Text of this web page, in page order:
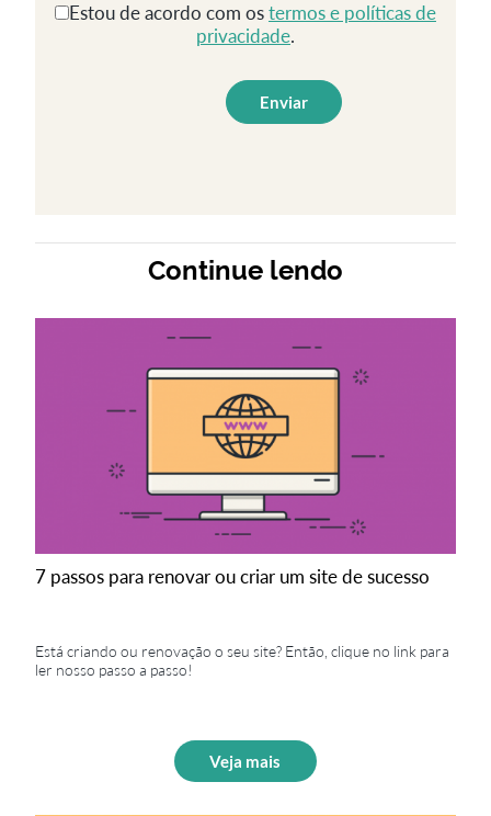
Estou de acordo com ostermos e políticas de
privacidade.
Continue lendo
7 passos para renovar ou criar um site de sucesso
Está criando ou renovação o seu site? Então, clique no link para
ler nosso passo a passo!
Veja mais